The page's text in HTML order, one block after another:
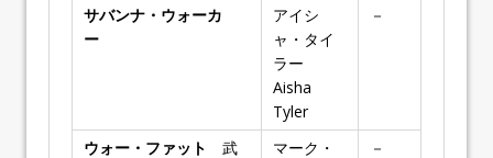
サバンナ・ウォーカ
ー
アイシ
ャ・タイ
ラー
Aisha
Tyler
－
ウォー・ファット
武
マーク・
－